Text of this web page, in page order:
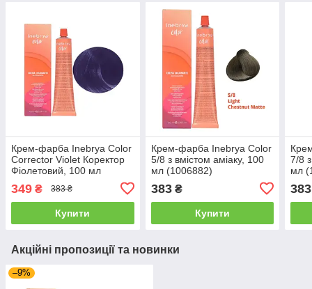
Крем-фарба Inebrya Сolor
Corrector Violet Коректор
Фіолетовий, 100 мл
349 ₴ 383 ₴
Купити
Крем-фарба Inebrya Сolor
5/8 з вмiстом амiаку, 100
мл (1006882)
383₴
Купити
7/8
мл
383
Акційні пропозиції та новинки
–9%